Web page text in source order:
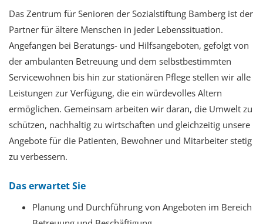
Das Zentrum für Senioren der Sozialstiftung Bamberg ist der
Partner für ältere Menschen in jeder Lebenssituation.
Angefangen bei Beratungs- und Hilfsangeboten, gefolgt von
der ambulanten Betreuung und dem selbstbestimmten
Servicewohnen bis hin zur stationären Pflege stellen wir alle
Leistungen zur Verfügung, die ein würdevolles Altern
ermöglichen. Gemeinsam arbeiten wir daran, die Umwelt zu
schützen, nachhaltig zu wirtschaften und gleichzeitig unsere
Angebote für die Patienten, Bewohner und Mitarbeiter stetig
zu verbessern.
Das erwartet Sie
Planung und Durchführung von Angeboten im Bereich